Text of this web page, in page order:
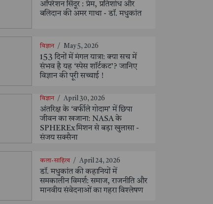
ऑपरेशन सिंदूर : प्रेम, प्रतिशोध और
बलिदान की अमर गाथा - डॉ. मधुकांत
विज्ञान / May 5, 2026
153 दिनों में मंगल यात्रा: क्या सच में
संभव है यह ‘स्पेस शॉर्टकट’? जानिए
विज्ञान की पूरी सच्चाई !
विज्ञान / April 30, 2026
अंतरिक्ष के ‘बर्फीले गोदाम’ में छिपा
जीवन का खजाना: NASA के
SPHEREx मिशन से बड़ा खुलासा -
संजय सक्सैना
कला-साहित्य / April 24, 2026
डॉ. मधुकांत की कहानियों में
समकालीन विमर्श: समाज, राजनीति और
मानवीय संवेदनाओं का गहरा विश्लेषण